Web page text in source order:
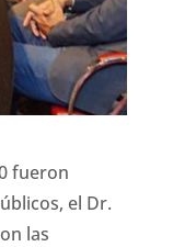
fueron
el Dr.
las